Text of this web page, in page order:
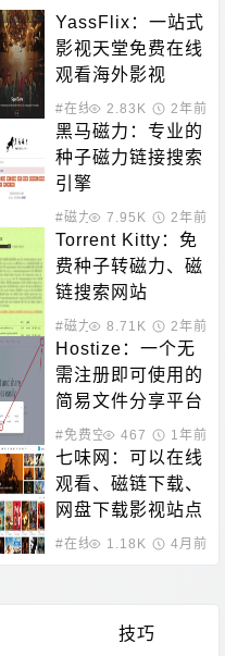
YassFlix：一站式
影视天堂免费在线
观看海外影视
#在线影音2.83K 2年前
黑马磁力：专业的
种子磁力链接搜索
引擎
#磁力搜索7.95K 2年前
Torrent Kitty：免
费种子转磁力、磁
链搜索网站
#磁力搜索8.71K 2年前
Hostize：一个无
需注册即可使用的
简易文件分享平台
#免费空间467 1年前
七味网：可以在线
观看、磁链下载、
网盘下载影视站点
#在线影音 #影视下载
1.18K 4月前
技巧